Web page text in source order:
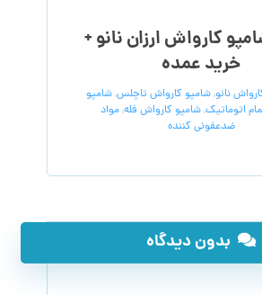
کارواش ارزان نانو +
خرید عمده
نانو,شامپو کارواش تاچلس,شامپو
اتوماتیک,شامپو کارواش فله,مواد
ضدعفونی کننده
بدون دیدگاه